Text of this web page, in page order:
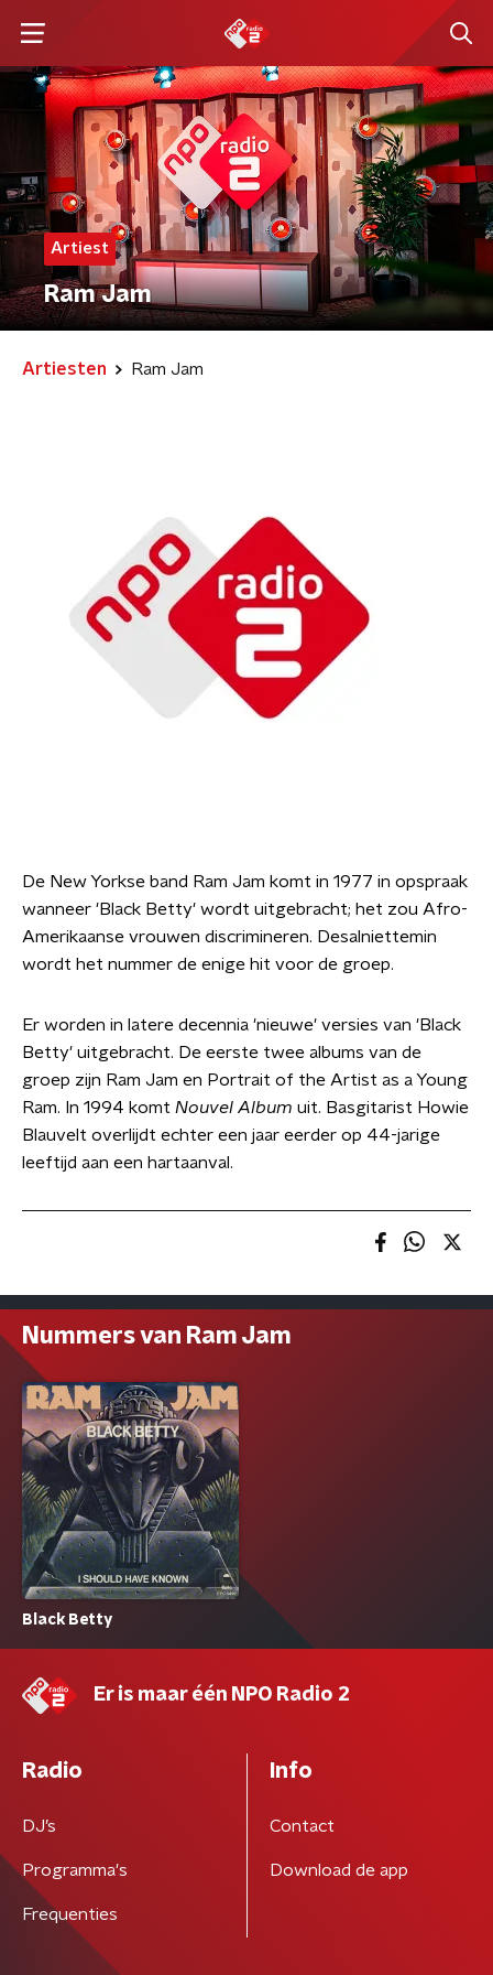
Artiest
Ram Jam
Artiesten Ram Jam
De New Yorkse band Ram Jam komt in 1977 in opspraak
wanneer 'Black Betty' wordt uitgebracht; het zou Afro-
Amerikaanse vrouwen discrimineren. Desalniettemin
wordt het nummer de enige hit voor de groep.
Er worden in latere decennia 'nieuwe' versies van 'Black
Betty' uitgebracht. De eerste twee albums van de
groep zijn Ram Jam en Portrait of the Artist as a Young
Ram. In 1994 komt Nouvel Album uit. Basgitarist Howie
Blauvelt overlijdt echter een jaar eerder op 44-jarige
leeftijd aan een hartaanval.
Nummers van Ram Jam
Black Betty
Er is maar één NPO Radio 2
Radio
DJ’s
Programma's
Frequenties
Info
Contact
Download de app